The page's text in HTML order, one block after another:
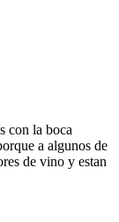
con la boca
a algunos de
de vino y estan